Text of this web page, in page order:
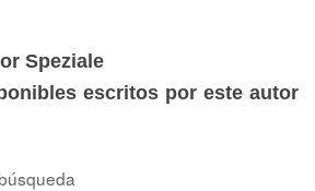
Speziale
escritos por este autor